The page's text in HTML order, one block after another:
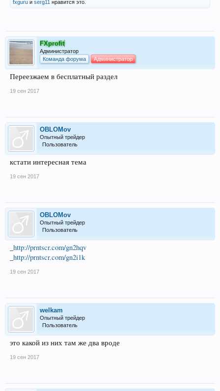
fxguru и serg11 нравится это.
FXprofit
Администратор
Команда форума
Администратор
Переезжаем в бесплатный раздел
19 сен 2017
OBLOMov
Опытный трейдер
Пользователь
кстати интересная тема
19 сен 2017
OBLOMov
Опытный трейдер
Пользователь
http://prntscr.com/gn2hqv
http://prntscr.com/gn2i1k
19 сен 2017
welkam
Опытный трейдер
Пользователь
это какой из них там же два вроде
19 сен 2017